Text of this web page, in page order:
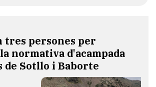
tres persones per
normativa d'acampada
de Sotllo i Baborte